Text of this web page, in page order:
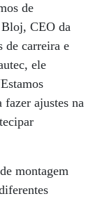
de
CEO da
de carreira e
ele
fazer ajustes na
montagem